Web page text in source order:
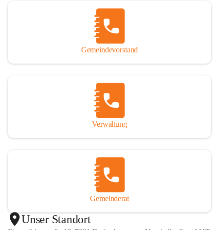
Gemeindevorstand
Verwaltung
Gemeinderat
Unser Standort